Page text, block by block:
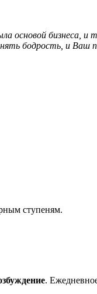
основой бизнеса,
бодрость, и
ступеням.
.